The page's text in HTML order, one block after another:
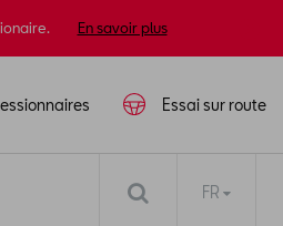
En savoir plus
Essai sur route
FR